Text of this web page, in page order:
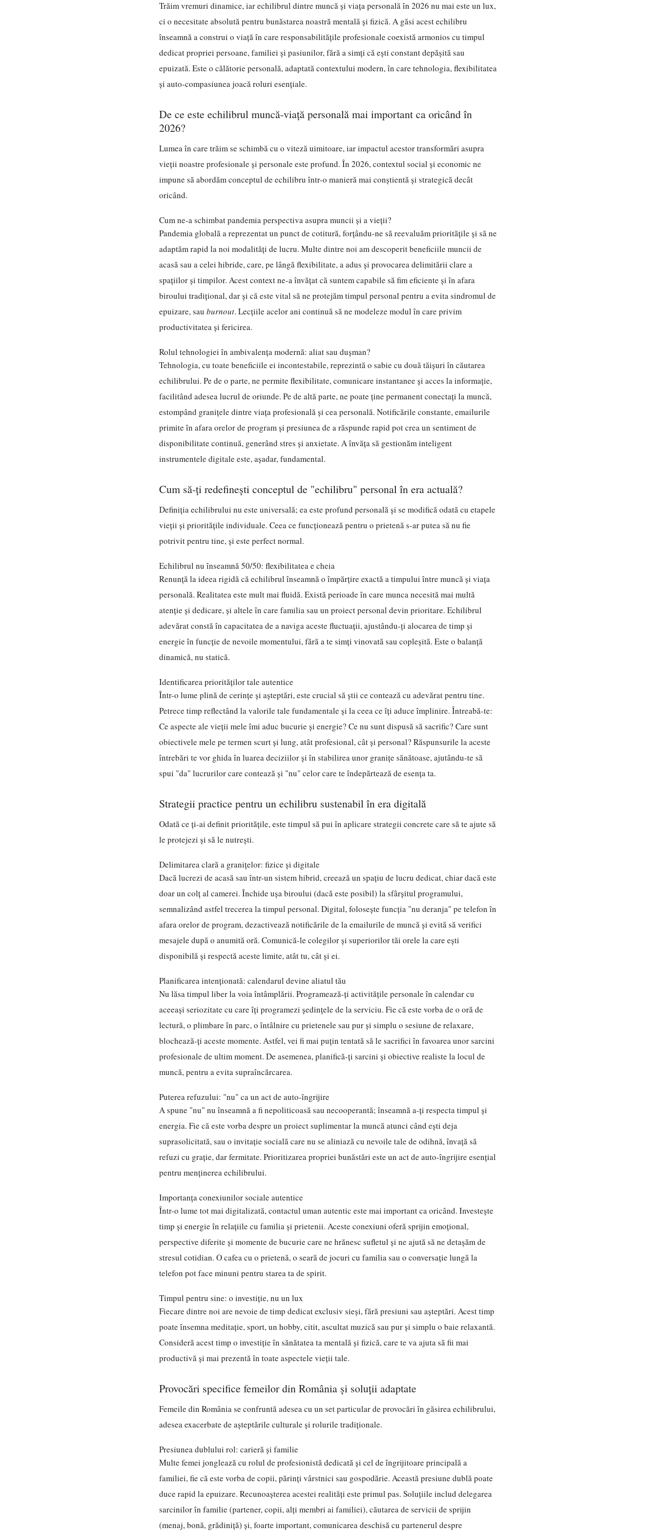
Trăim vremuri dinamice, iar echilibrul dintre muncă și viața personală în 2026 nu mai este un lux,
ci o necesitate absolută pentru bunăstarea noastră mentală și fizică. A găsi acest echilibru
înseamnă a construi o viață în care responsabilitățile profesionale coexistă armonios cu timpul
dedicat propriei persoane, familiei și pasiunilor, fără a simți că ești constant depășită sau
epuizată. Este o călătorie personală, adaptată contextului modern, în care tehnologia, flexibilitatea
și auto-compasiunea joacă roluri esențiale.
De ce este echilibrul muncă-viață personală mai important ca oricând în
2026?
Lumea în care trăim se schimbă cu o viteză uimitoare, iar impactul acestor transformări asupra
vieții noastre profesionale și personale este profund. În 2026, contextul social și economic ne
impune să abordăm conceptul de echilibru într-o manieră mai conștientă și strategică decât
oricând.
Cum ne-a schimbat pandemia perspectiva asupra muncii și a vieții?
Pandemia globală a reprezentat un punct de cotitură, forțându-ne să reevaluăm prioritățile și să ne
adaptăm rapid la noi modalități de lucru. Multe dintre noi am descoperit beneficiile muncii de
acasă sau a celei hibride, care, pe lângă flexibilitate, a adus și provocarea delimitării clare a
spațiilor și timpilor. Acest context ne-a învățat că suntem capabile să fim eficiente și în afara
biroului tradițional, dar și că este vital să ne protejăm timpul personal pentru a evita sindromul de
epuizare, sau burnout. Lecțiile acelor ani continuă să ne modeleze modul în care privim
productivitatea și fericirea.
Rolul tehnologiei în ambivalența modernă: aliat sau dușman?
Tehnologia, cu toate beneficiile ei incontestabile, reprezintă o sabie cu două tăișuri în căutarea
echilibrului. Pe de o parte, ne permite flexibilitate, comunicare instantanee și acces la informație,
facilitând adesea lucrul de oriunde. Pe de altă parte, ne poate ține permanent conectați la muncă,
estompând granițele dintre viața profesională și cea personală. Notificările constante, emailurile
primite în afara orelor de program și presiunea de a răspunde rapid pot crea un sentiment de
disponibilitate continuă, generând stres și anxietate. A învăța să gestionăm inteligent
instrumentele digitale este, așadar, fundamental.
Cum să-ți redefinești conceptul de "echilibru" personal în era actuală?
Definiția echilibrului nu este universală; ea este profund personală și se modifică odată cu etapele
vieții și prioritățile individuale. Ceea ce funcționează pentru o prietenă s-ar putea să nu fie
potrivit pentru tine, și este perfect normal.
Echilibrul nu înseamnă 50/50: flexibilitatea e cheia
Renunță la ideea rigidă că echilibrul înseamnă o împărțire exactă a timpului între muncă și viața
personală. Realitatea este mult mai fluidă. Există perioade în care munca necesită mai multă
atenție și dedicare, și altele în care familia sau un proiect personal devin prioritare. Echilibrul
adevărat constă în capacitatea de a naviga aceste fluctuații, ajustându-ți alocarea de timp și
energie în funcție de nevoile momentului, fără a te simți vinovată sau copleșită. Este o balanță
dinamică, nu statică.
Identificarea priorităților tale autentice
Într-o lume plină de cerințe și așteptări, este crucial să știi ce contează cu adevărat pentru tine.
Petrece timp reflectând la valorile tale fundamentale și la ceea ce îți aduce împlinire. Întreabă-te:
Ce aspecte ale vieții mele îmi aduc bucurie și energie? Ce nu sunt dispusă să sacrific? Care sunt
obiectivele mele pe termen scurt și lung, atât profesional, cât și personal? Răspunsurile la aceste
întrebări te vor ghida în luarea deciziilor și în stabilirea unor granițe sănătoase, ajutându-te să
spui "da" lucrurilor care contează și "nu" celor care te îndepărtează de esența ta.
Strategii practice pentru un echilibru sustenabil în era digitală
Odată ce ți-ai definit prioritățile, este timpul să pui în aplicare strategii concrete care să te ajute să
le protejezi și să le nutrești.
Delimitarea clară a granițelor: fizice și digitale
Dacă lucrezi de acasă sau într-un sistem hibrid, creează un spațiu de lucru dedicat, chiar dacă este
doar un colț al camerei. Închide ușa biroului (dacă este posibil) la sfârșitul programului,
semnalizând astfel trecerea la timpul personal. Digital, folosește funcția "nu deranja" pe telefon în
afara orelor de program, dezactivează notificările de la emailurile de muncă și evită să verifici
mesajele după o anumită oră. Comunică-le colegilor și superiorilor tăi orele la care ești
disponibilă și respectă aceste limite, atât tu, cât și ei.
Planificarea intenționată: calendarul devine aliatul tău
Nu lăsa timpul liber la voia întâmplării. Programează-ți activitățile personale în calendar cu
aceeași seriozitate cu care îți programezi ședințele de la serviciu. Fie că este vorba de o oră de
lectură, o plimbare în parc, o întâlnire cu prietenele sau pur și simplu o sesiune de relaxare,
blochează-ți aceste momente. Astfel, vei fi mai puțin tentată să le sacrifici în favoarea unor sarcini
profesionale de ultim moment. De asemenea, planifică-ți sarcini și obiective realiste la locul de
muncă, pentru a evita supraîncărcarea.
Puterea refuzului: "nu" ca un act de auto-îngrijire
A spune "nu" nu înseamnă a fi nepoliticoasă sau necooperantă; înseamnă a-ți respecta timpul și
energia. Fie că este vorba despre un proiect suplimentar la muncă atunci când ești deja
suprasolicitată, sau o invitație socială care nu se aliniază cu nevoile tale de odihnă, învață să
refuzi cu grație, dar fermitate. Prioritizarea propriei bunăstări este un act de auto-îngrijire esențial
pentru menținerea echilibrului.
Importanța conexiunilor sociale autentice
Într-o lume tot mai digitalizată, contactul uman autentic este mai important ca oricând. Investește
timp și energie în relațiile cu familia și prietenii. Aceste conexiuni oferă sprijin emoțional,
perspective diferite și momente de bucurie care ne hrănesc sufletul și ne ajută să ne detașăm de
stresul cotidian. O cafea cu o prietenă, o seară de jocuri cu familia sau o conversație lungă la
telefon pot face minuni pentru starea ta de spirit.
Timpul pentru sine: o investiție, nu un lux
Fiecare dintre noi are nevoie de timp dedicat exclusiv sieși, fără presiuni sau așteptări. Acest timp
poate însemna meditație, sport, un hobby, citit, ascultat muzică sau pur și simplu o baie relaxantă.
Consideră acest timp o investiție în sănătatea ta mentală și fizică, care te va ajuta să fii mai
productivă și mai prezentă în toate aspectele vieții tale.
Provocări specifice femeilor din România și soluții adaptate
Femeile din România se confruntă adesea cu un set particular de provocări în găsirea echilibrului,
adesea exacerbate de așteptările culturale și rolurile tradiționale.
Presiunea dublului rol: carieră și familie
Multe femei jonglează cu rolul de profesionistă dedicată și cel de îngrijitoare principală a
familiei, fie că este vorba de copii, părinți vârstnici sau gospodărie. Această presiune dublă poate
duce rapid la epuizare. Recunoașterea acestei realități este primul pas. Soluțiile includ delegarea
sarcinilor în familie (partener, copii, alți membri ai familiei), căutarea de servicii de sprijin
(menaj, bonă, grădiniță) și, foarte important, comunicarea deschisă cu partenerul despre